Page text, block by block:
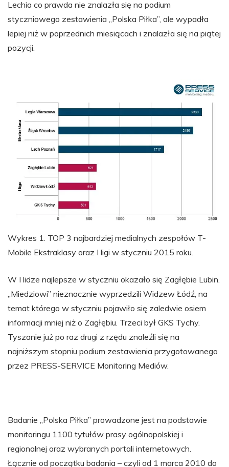
Lechia co prawda nie znalazła się na podium
styczniowego zestawienia „Polska Piłka”, ale wypadła
lepiej niż w poprzednich miesiącach i znalazła się na piątej
pozycji.
Wykres 1. TOP 3 najbardziej medialnych zespołów T-
Mobile Ekstraklasy oraz I ligi w styczniu 2015 roku.
W I lidze najlepsze w styczniu okazało się Zagłębie Lubin.
„Miedziowi” nieznacznie wyprzedzili Widzew Łódź, na
temat którego w styczniu pojawiło się zaledwie osiem
informacji mniej niż o Zagłębiu. Trzeci był GKS Tychy.
Tyszanie już po raz drugi z rzędu znaleźli się na
najniższym stopniu podium zestawienia przygotowanego
przez PRESS-SERVICE Monitoring Mediów.
Badanie „Polska Piłka” prowadzone jest na podstawie
monitoringu 1100 tytułów prasy ogólnopolskiej i
regionalnej oraz wybranych portali internetowych.
Łącznie od początku badania – czyli od 1 marca 2010 do